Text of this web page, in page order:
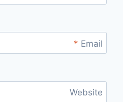
Email
*
Website